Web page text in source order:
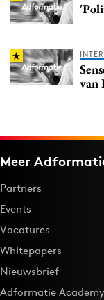
van
Meer
Partners
Events
Vacatures
Whitepapers
Nieuwsbrief
Adformatie Academy